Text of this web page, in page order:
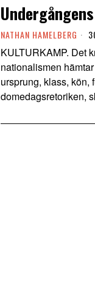
NATHAN HAMELBERG
KULTURKAMP. Det
nationalismen
ursprung, klass, kön,
domedagsretoriken,